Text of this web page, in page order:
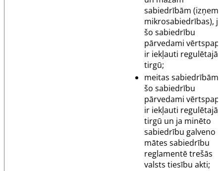
sabiedrībām
mikrosabiedrības), ja
šo sabiedrību
pārvedami
ir iekļauti regulētajā
tirgū;
meitas sabiedrībām,
šo sabiedrību
pārvedami
ir iekļauti regulētajā
tirgū un ja minēto
sabiedrību galveno
mātes sabiedrību
reglamentē trešās
valsts tiesību akti;